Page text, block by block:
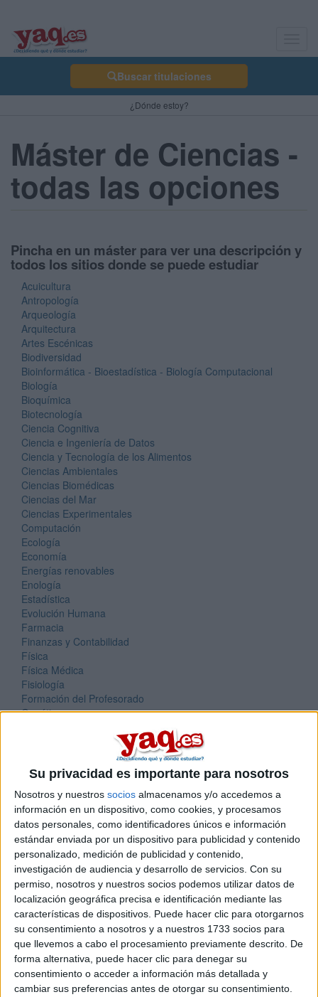
Su privacidad es importante para nosotros
Nosotros y nuestros socios almacenamos y/o accedemos a
información en un dispositivo, como cookies, y procesamos
datos personales, como identificadores únicos e información
estándar enviada por un dispositivo para publicidad y contenido
personalizado, medición de publicidad y contenido,
investigación de audiencia y desarrollo de servicios. Con su
permiso, nosotros y nuestros socios podemos utilizar datos de
localización geográfica precisa e identificación mediante las
características de dispositivos. Puede hacer clic para otorgarnos
su consentimiento a nosotros y a nuestros 1733 socios para
que llevemos a cabo el procesamiento previamente descrito. De
forma alternativa, puede hacer clic para denegar su
consentimiento o acceder a información más detallada y
cambiar sus preferencias antes de otorgar su consentimiento.
Buscar titulaciones
¿Dónde estoy?
Máster de Ciencias -
todas las opciones
Pincha en un máster para ver una descripción y
todos los sitios donde se puede estudiar
Acuicultura
Antropología
Arqueología
Arquitectura
Artes Escénicas
Biodiversidad
Bioinformática - Bioestadística - Biología Computacional
Biología
Bioquímica
Biotecnología
Ciencia Cognitiva
Ciencia e Ingeniería de Datos
Ciencia y Tecnología de los Alimentos
Ciencias Ambientales
Ciencias Biomédicas
Ciencias del Mar
Ciencias Experimentales
Computación
Ecología
Economía
Energías renovables
Enología
Estadística
Evolución Humana
Farmacia
Finanzas y Contabilidad
Física
Física Médica
Fisiología
Formación del Profesorado
Genética
Geografía y Ordenación del Territorio
Gestión de emergencias y desastres
Gestión de Suelos y Aguas
Hidrología y Gestión de los Recursos Hídricos
Ingeniería Agroambiental
Ingeniería Ambiental
Ingeniería de la Energía
Ingeniería de los Materiales
Ingeniería de Minas
Ingeniería de Sistemas Audiovisuales / Sonido e Imagen
Ingeniería Física
Ingeniería Forestal / Ingeniería del Medio Natural
Ingeniería Geológica
Ingeniería Informática
Ingeniería Matemática
Ingeniería Química
Matemáticas
Materiales